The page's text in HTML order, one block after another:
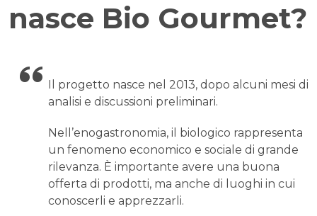
nasce Bio Gourmet?
Il progetto nasce nel 2013, dopo alcuni mesi di
analisi e discussioni preliminari.
Nell’enogastronomia, il biologico rappresenta
un fenomeno economico e sociale di grande
rilevanza. È importante avere una buona
offerta di prodotti, ma anche di luoghi in cui
conoscerli e apprezzarli.